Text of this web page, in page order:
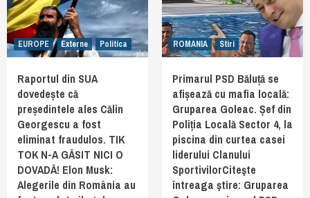
EUROPE Externe Politica
Raportul din SUA
dovedește că
președintele ales Călin
Georgescu a fost
eliminat fraudulos. TIK
TOK N-A GĂSIT NICI O
DOVADĂ! Elon Musk:
Alegerile din România au
ROMANIA Stiri
Primarul PSD Băluță se
afișează cu mafia locală:
Gruparea Goleac. Șef din
Poliția Locală Sector 4, la
piscina din curtea casei
liderului Clanului
SportivilorCiteşte
întreaga ştire: Gruparea